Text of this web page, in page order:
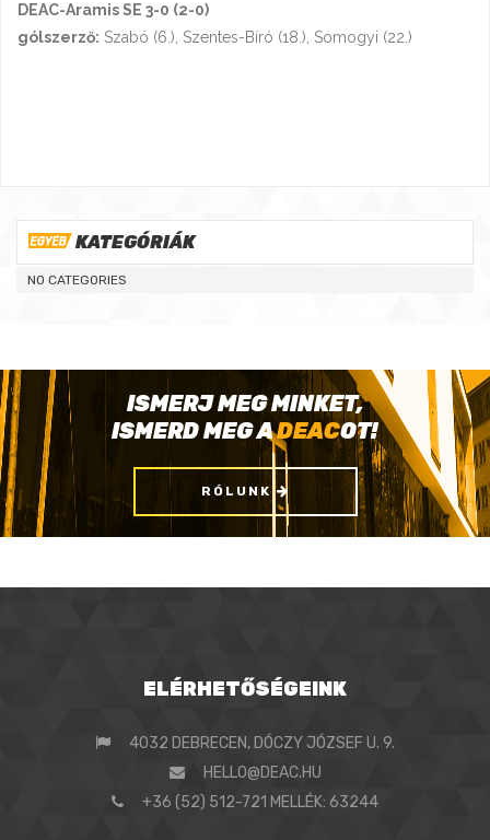
DEAC-Aramis SE 3-0 (2-0)
gólszerző: Szabó (6.), Szentes-Bíró (18.), Somogyi (22.)
KATEGÓRIÁK
NO CATEGORIES
ISMERJ MEG MINKET,
ISMERD MEG ADEACOT!
RÓLUNK
ELÉRHETŐSÉGEINK
4032 DEBRECEN, DÓCZY JÓZSEF U. 9.
HELLO@DEAC.HU
+36 (52) 512-721 MELLÉK: 63244